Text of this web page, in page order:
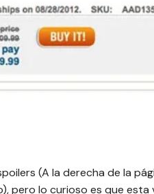
(A la derecha de la
pero lo curioso es que